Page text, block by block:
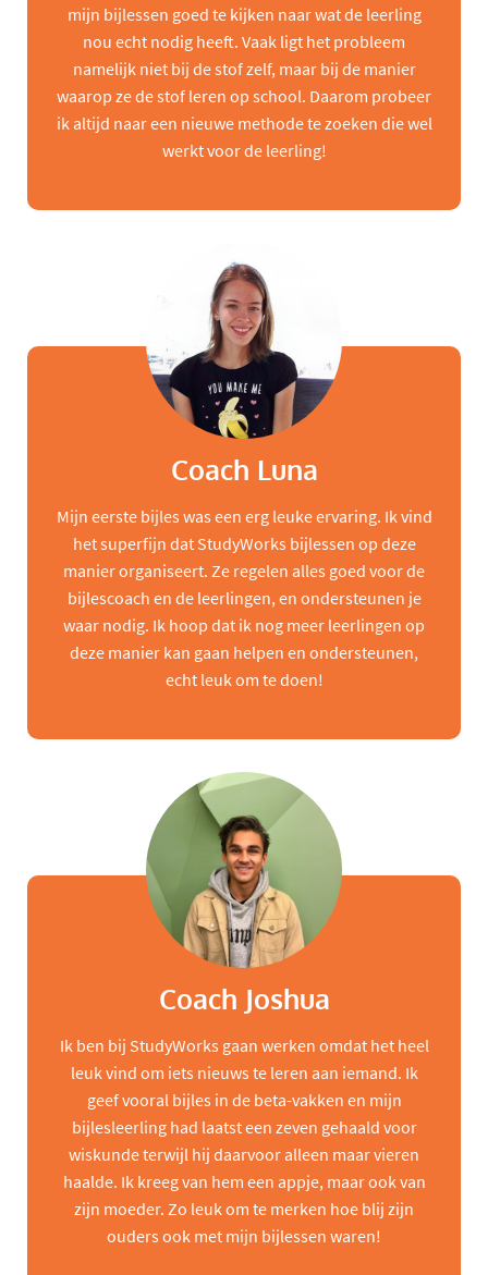
mijn bijlessen goed te kijken naar wat de leerling
nou echt nodig heeft. Vaak ligt het probleem
namelijk niet bij de stof zelf, maar bij de manier
waarop ze de stof leren op school. Daarom probeer
ik altijd naar een nieuwe methode te zoeken die wel
werkt voor de leerling!
Coach Luna
Mijn eerste bijles was een erg leuke ervaring. Ik vind
het superfijn dat StudyWorks bijlessen op deze
manier organiseert. Ze regelen alles goed voor de
bijlescoach en de leerlingen, en ondersteunen je
waar nodig. Ik hoop dat ik nog meer leerlingen op
deze manier kan gaan helpen en ondersteunen,
echt leuk om te doen!
Coach Joshua
Ik ben bij StudyWorks gaan werken omdat het heel
leuk vind om iets nieuws te leren aan iemand. Ik
geef vooral bijles in de beta-vakken en mijn
bijlesleerling had laatst een zeven gehaald voor
wiskunde terwijl hij daarvoor alleen maar vieren
haalde. Ik kreeg van hem een appje, maar ook van
zijn moeder. Zo leuk om te merken hoe blij zijn
ouders ook met mijn bijlessen waren!